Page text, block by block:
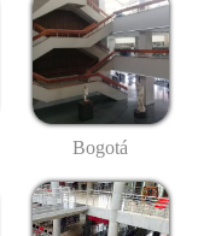
Bogotá